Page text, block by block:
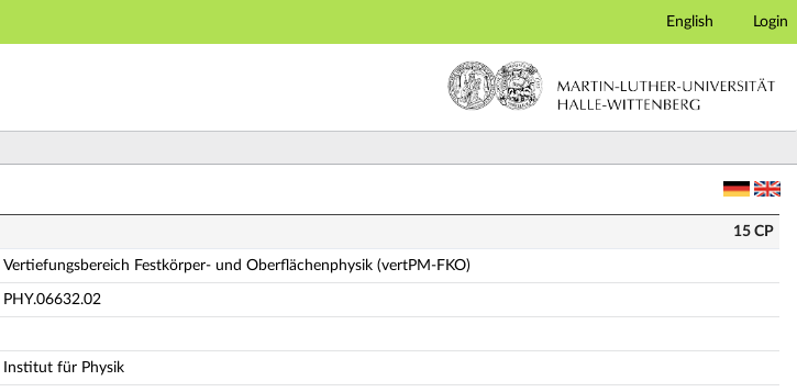
Hauptnavigation
English Login
15 CP
Vertiefungsbereich Festkörper- und Oberflächenphysik (vertPM-FKO)
PHY.06632.02
Institut für Physik